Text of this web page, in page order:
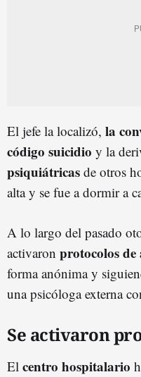
El jefe la localizó, la
código suicidio y la
psiquiátricas de otros
alta y se fue a dormir a
A lo largo del pasado
activaron protocolos de
forma anónima y
una psicóloga externa
Se activaron
El centro hospitalario